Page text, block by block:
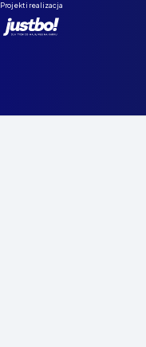
Projekt i realizacja